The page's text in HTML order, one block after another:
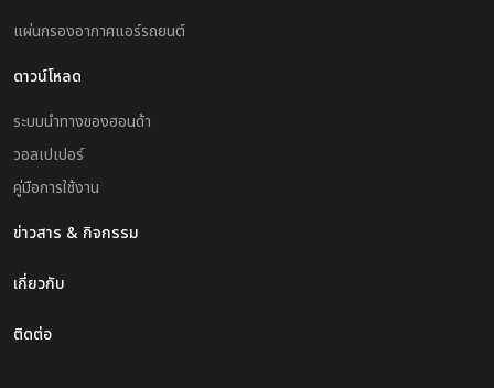
แผ่นกรองอากาศแอร์รถยนต์
ดาวน์โหลด
ระบบนำทางของฮอนด้า
วอลเปเปอร์
คู่มือการใช้งาน
ข่าวสาร & กิจกรรม
เกี่ยวกับ
ติดต่อ